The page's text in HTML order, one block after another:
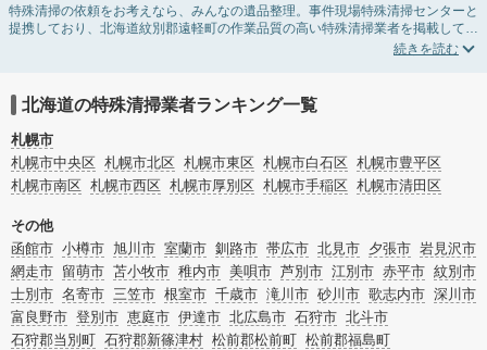
特殊清掃の依頼をお考えなら、みんなの遺品整理。事件現場特殊清掃センターと
提携しており、北海道紋別郡遠軽町の作業品質の高い特殊清掃業者を掲載してい
ます。孤独死・孤立死に伴う不用品の処分・回収・引き取りから、事件・事故・
合はリフォームによる原状回復・オゾン脱臭機による腐敗臭などの臭いの脱臭・
消臭サービスなど絞り込み条件を利用し検索してみましょう。
また故人のご遺族だけでなく不動産管理会社様やオーナー様(賃貸家主様)、行政
のご担当者様でも相談できます。
北海道の特殊清掃業者ランキング一覧
札幌市
札幌市中央区 札幌市北区 札幌市東区 札幌市白石区 札幌市豊平区
札幌市南区 札幌市西区 札幌市厚別区 札幌市手稲区 札幌市清田区
その他
函館市 小樽市 旭川市 室蘭市 釧路市 帯広市 北見市 夕張市 岩見沢市
網走市 留萌市 苫小牧市 稚内市 美唄市 芦別市 江別市 赤平市 紋別市
士別市 名寄市 三笠市 根室市 千歳市 滝川市 砂川市 歌志内市 深川市
富良野市 登別市 恵庭市 伊達市 北広島市 石狩市 北斗市
石狩郡当別町 石狩郡新篠津村 松前郡松前町 松前郡福島町